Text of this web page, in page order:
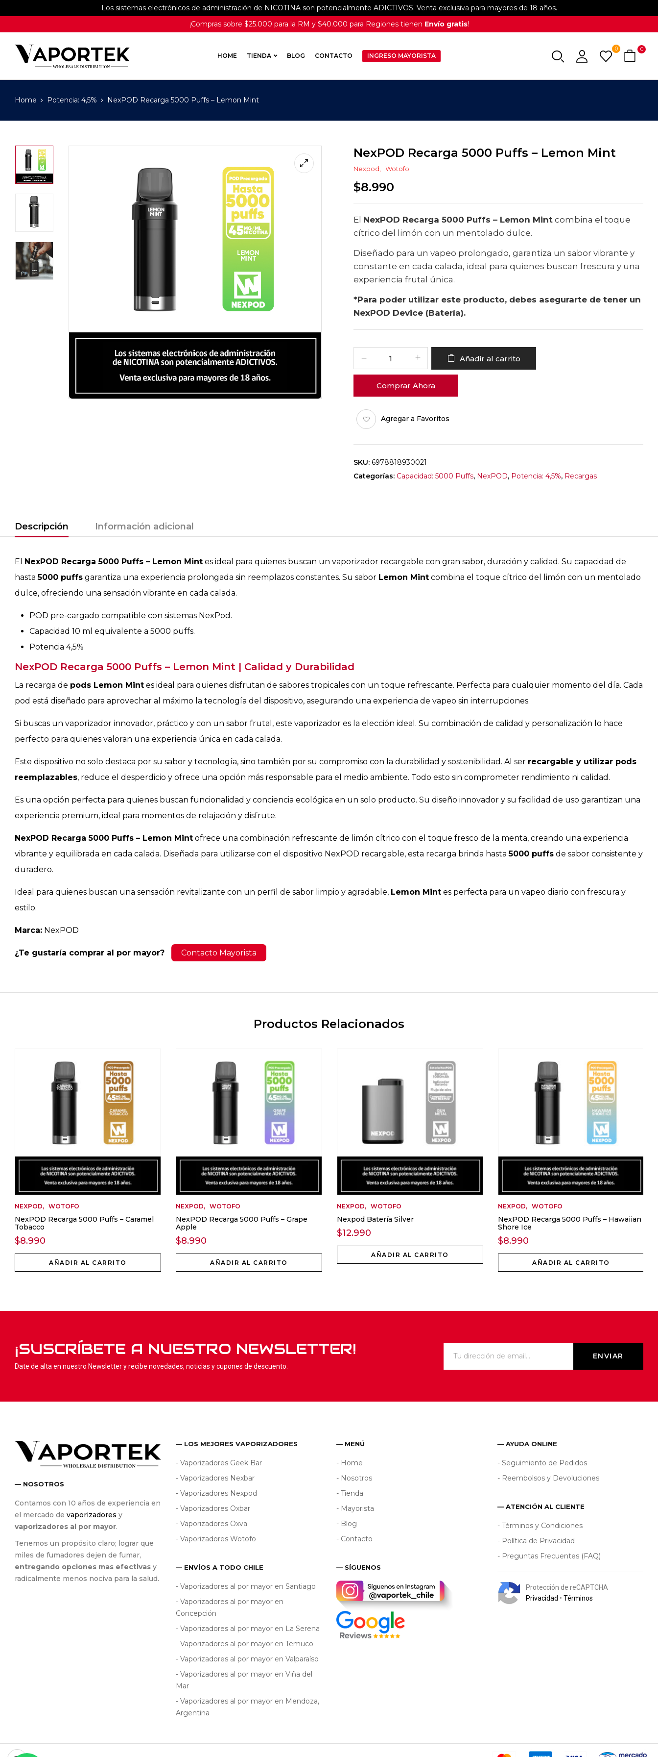
Los sistemas electrónicos de administración de NICOTINA son potencialmente ADICTIVOS. Venta exclusiva para mayores de 18 años.
¡Compras sobre $25.000 para la RM y $40.000 para Regiones tienen Envío gratis!
HOME TIENDA BLOG CONTACTO INGRESO MAYORISTA
0 0
Home Potencia: 4,5% NexPOD Recarga 5000 Puffs – Lemon Mint
NexPOD Recarga 5000 Puffs – Lemon Mint
Nexpod Wotofo
$8.990
El NexPOD Recarga 5000 Puffs – Lemon Mint combina el toque
cítrico del limón con un mentolado dulce.
Diseñado para un vapeo prolongado, garantiza un sabor vibrante y
constante en cada calada, ideal para quienes buscan frescura y una
experiencia frutal única.
*Para poder utilizar este producto, debes asegurarte de tener un
NexPOD Device (Batería).
Añadir al carrito
Comprar Ahora
Agregar a Favoritos
SKU: 6978818930021
Categorías: Capacidad: 5000 Puffs, NexPOD, Potencia: 4,5%, Recargas
Descripción Información adicional
El NexPOD Recarga 5000 Puffs – Lemon Mint es ideal para quienes buscan un vaporizador recargable con gran sabor, duración y calidad. Su capacidad de
hasta5000 puffs garantiza una experiencia prolongada sin reemplazos constantes. Su sabor Lemon Mint combina el toque cítrico del limón con un mentolado
dulce, ofreciendo una sensación vibrante en cada calada.
POD pre-cargado compatible con sistemas NexPod.
Capacidad 10 ml equivalente a 5000 puffs.
Potencia 4,5%
NexPOD Recarga 5000 Puffs – Lemon Mint | Calidad y Durabilidad
La recarga de pods Lemon Mint es ideal para quienes disfrutan de sabores tropicales con un toque refrescante. Perfecta para cualquier momento del día. Cada
pod está diseñado para aprovechar al máximo la tecnología del dispositivo, asegurando una experiencia de vapeo sin interrupciones.
Si buscas un vaporizador innovador, práctico y con un sabor frutal, este vaporizador es la elección ideal. Su combinación de calidad y personalización lo hace
perfecto para quienes valoran una experiencia única en cada calada.
Este dispositivo no solo destaca por su sabor y tecnología, sino también por su compromiso con la durabilidad y sostenibilidad. Al ser recargable y utilizar pods
reemplazables, reduce el desperdicio y ofrece una opción más responsable para el medio ambiente. Todo esto sin comprometer rendimiento ni calidad.
Es una opción perfecta para quienes buscan funcionalidad y conciencia ecológica en un solo producto. Su diseño innovador y su facilidad de uso garantizan una
experiencia premium, ideal para momentos de relajación y disfrute.
NexPOD Recarga 5000 Puffs – Lemon Mint ofrece una combinación refrescante de limón cítrico con el toque fresco de la menta, creando una experiencia
vibrante y equilibrada en cada calada. Diseñada para utilizarse con el dispositivo NexPOD recargable, esta recarga brinda hasta5000 puffs de sabor consistente y
duradero.
Ideal para quienes buscan una sensación revitalizante con un perfil de sabor limpio y agradable, Lemon Mint es perfecta para un vapeo diario con frescura y
estilo.
Marca: NexPOD
¿Te gustaría comprar al por mayor? Contacto Mayorista
Productos Relacionados
NEXPOD WOTOFO
NexPOD Recarga 5000 Puffs – Caramel
Tobacco
$8.990
AÑADIR AL CARRITO
NEXPOD WOTOFO
NexPOD Recarga 5000 Puffs – Grape
Apple
$8.990
AÑADIR AL CARRITO
NEXPOD WOTOFO
Nexpod Batería Silver
$12.990
AÑADIR AL CARRITO
NEXPOD WOTOFO
NexPOD Recarga 5000 Puffs – Hawaiian
Shore Ice
$8.990
AÑADIR AL CARRITO
¡SUSCRÍBETE A NUESTRO NEWSLETTER!
Date de alta en nuestro Newsletter y recibe novedades, noticias y cupones de descuento.
— NOSOTROS
Contamos con 10 años de experiencia en
el mercado de vaporizadores y
vaporizadores al por mayor.
Tenemos un propósito claro; lograr que
miles de fumadores dejen de fumar,
entregando opciones mas efectivas y
radicalmente menos nociva para la salud.
— LOS MEJORES VAPORIZADORES
- Vaporizadores Geek Bar
- Vaporizadores Nexbar
- Vaporizadores Nexpod
- Vaporizadores Oxbar
- Vaporizadores Oxva
- Vaporizadores Wotofo
— ENVÍOS A TODO CHILE
- Vaporizadores al por mayor en Santiago
- Vaporizadores al por mayor en
Concepción
- Vaporizadores al por mayor en La Serena
- Vaporizadores al por mayor en Temuco
- Vaporizadores al por mayor en Valparaíso
- Vaporizadores al por mayor en Viña del
Mar
- Vaporizadores al por mayor en Mendoza,
Argentina
— MENÚ
- Home
- Nosotros
- Tienda
- Mayorista
- Blog
- Contacto
— SÍGUENOS
— AYUDA ONLINE
- Seguimiento de Pedidos
- Reembolsos y Devoluciones
— ATENCIÓN AL CLIENTE
- Términos y Condiciones
- Política de Privacidad
- Preguntas Frecuentes (FAQ)
Protección de reCAPTCHA
Privacidad • Términos